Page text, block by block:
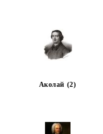
Аколай (2)